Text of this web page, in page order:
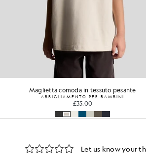
Maglietta comoda in tessuto pesante
ABBIGLIAMENTO PER BAMBINI
£35.00